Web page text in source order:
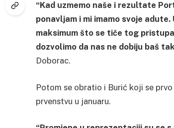
“Kad uzmemo naše i rezultate
ponavljam i mi imamo svoje
maksimum što se tiče tog
dozvolimo da nas ne dobiju baš
Doborac.
Potom se obratio i Burić koji se
prvenstvu u januaru.